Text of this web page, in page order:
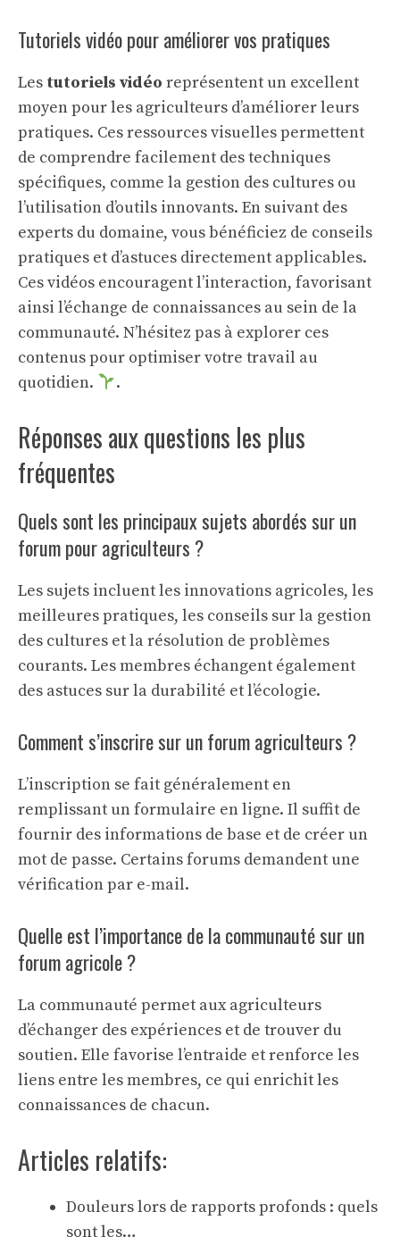
Tutoriels vidéo pour améliorer vos pratiques
Les tutoriels vidéo représentent un excellent
moyen pour les agriculteurs d’améliorer leurs
pratiques. Ces ressources visuelles permettent
de comprendre facilement des techniques
spécifiques, comme la gestion des cultures ou
l’utilisation d’outils innovants. En suivant des
experts du domaine, vous bénéficiez de conseils
pratiques et d’astuces directement applicables.
Ces vidéos encouragent l’interaction, favorisant
ainsi l’échange de connaissances au sein de la
communauté. N’hésitez pas à explorer ces
contenus pour optimiser votre travail au
quotidien.
.
Réponses aux questions les plus
fréquentes
Quels sont les principaux sujets abordés sur un
forum pour agriculteurs ?
Les sujets incluent les innovations agricoles, les
meilleures pratiques, les conseils sur la gestion
des cultures et la résolution de problèmes
courants. Les membres échangent également
des astuces sur la durabilité et l’écologie.
Comment s’inscrire sur un forum agriculteurs ?
L’inscription se fait généralement en
remplissant un formulaire en ligne. Il suffit de
fournir des informations de base et de créer un
mot de passe. Certains forums demandent une
vérification par e-mail.
Quelle est l’importance de la communauté sur un
forum agricole ?
La communauté permet aux agriculteurs
d’échanger des expériences et de trouver du
soutien. Elle favorise l’entraide et renforce les
liens entre les membres, ce qui enrichit les
connaissances de chacun.
Articles relatifs:
Douleurs lors de rapports profonds : quels
sont les…